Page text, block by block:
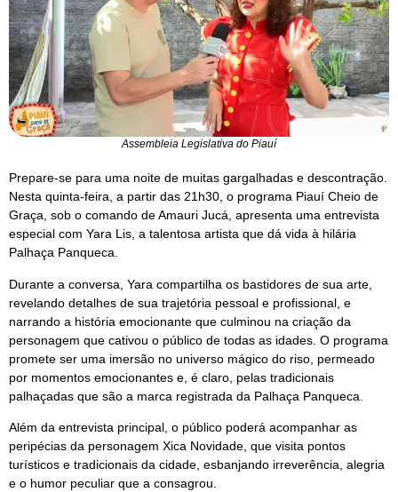
Assembleia Legislativa do Piauí
Prepare-se para uma noite de muitas gargalhadas e descontração.
Nesta quinta-feira, a partir das 21h30, o programa Piauí Cheio de
Graça, sob o comando de Amauri Jucá, apresenta uma entrevista
especial com Yara Lis, a talentosa artista que dá vida à hilária
Palhaça Panqueca.
Durante a conversa, Yara compartilha os bastidores de sua arte,
revelando detalhes de sua trajetória pessoal e profissional, e
narrando a história emocionante que culminou na criação da
personagem que cativou o público de todas as idades. O programa
promete ser uma imersão no universo mágico do riso, permeado
por momentos emocionantes e, é claro, pelas tradicionais
palhaçadas que são a marca registrada da Palhaça Panqueca.
Além da entrevista principal, o público poderá acompanhar as
peripécias da personagem Xica Novidade, que visita pontos
turísticos e tradicionais da cidade, esbanjando irreverência, alegria
e o humor peculiar que a consagrou.